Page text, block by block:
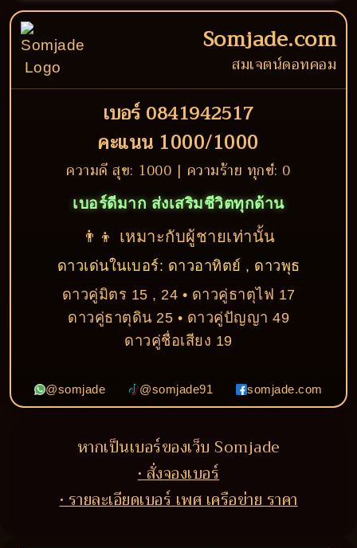
Somjade.com
สมเจตน์ดอทคอม
เบอร์ 0841942517
คะแนน 1000/1000
ความดี สุข: 1000 | ความร้าย ทุกข์: 0
เบอร์ดีมาก ส่งเสริมชีวิตทุกด้าน
👨‍👦 เหมาะกับผู้ชายเท่านั้น
ดาวเด่นในเบอร์: ดาวอาทิตย์ , ดาวพุธ
ดาวคู่มิตร 15 , 24 • ดาวคู่ธาตุไฟ 17
ดาวคู่ธาตุดิน 25 • ดาวคู่ปัญญา 49
ดาวคู่ชื่อเสียง 19
@somjade @somjade91 somjade.com
หากเป็นเบอร์ของเว็บ Somjade
• สั่งจองเบอร์
• รายละเอียดเบอร์ เพศ เครือข่าย ราคา